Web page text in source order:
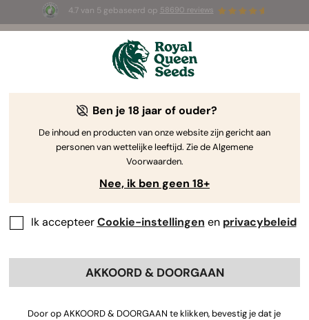
4.7 van 5 gebaseerd op 58690 reviews
3 White Widow Auto zaadjesGRATIS voor de
Ben je 18 jaar of ouder?
De inhoud en producten van onze website zijn gericht aan
personen van wettelijke leeftijd. Zie de Algemene
Voorwaarden.
Nee, ik ben geen 18+
Ik accepteerCookie-instellingen en privacybeleid
AKKOORD & DOORGAAN
Door op AKKOORD & DOORGAAN te klikken, bevestig je dat je